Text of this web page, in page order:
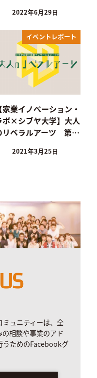
2022年6月29日
イベントレポート
【家業イノベーション・
ボ×シブヤ大学】大人
リベラルアーツ 第…
2021年3月25日
ュニティーは、全
相談や事業のアド
うためのFacebookグ